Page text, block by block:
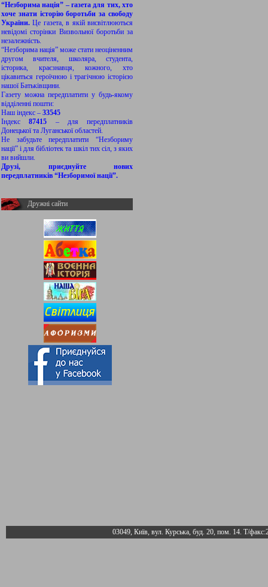
“Незборима нація” – газета для тих, хто
хоче знати історію боротьби за свободу
України.Це газета, в якій висвітлюються
невідомі сторінки Визвольної боротьби за
незалежність.
“Незборима нація” може стати неоціненним
другом вчителя, школяра, студента,
історика, краєзнавця, кожного, хто
цікавиться героїчною і трагічною історією
нашої Батьківщини.
Газету можна передплатити у будь-якому
відділенні пошти:
Наш індекс – 33545
Індекс87415 – для передплатників
Донецької та Луганської областей.
Не забудьте передплатити “Незбориму
нації” і для бібліотек та шкіл тих сіл, з яких
ви вийшли.
Друзі, приєднуйте нових
передплатників “Незборимої нації”.
Дружні сайти
03049, Київ, вул. Курська, буд. 20, пом. 14. Т/